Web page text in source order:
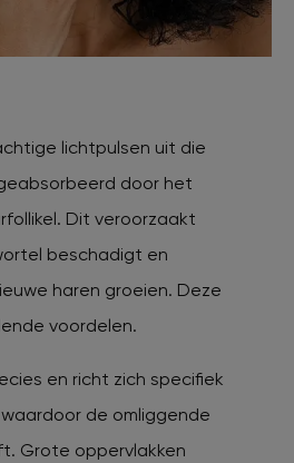
lichtpulsen uit die
door het
Dit veroorzaakt
beschadigt en
haren groeien. Deze
voordelen.
en richt zich specifiek
de omliggende
Grote oppervlakken